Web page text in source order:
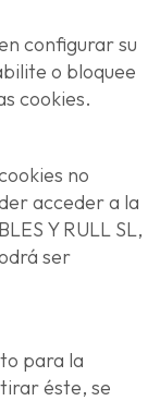
configurar su
o bloquee
cookies.
no
acceder a la
Y RULL SL,
ser
para la
éste, se